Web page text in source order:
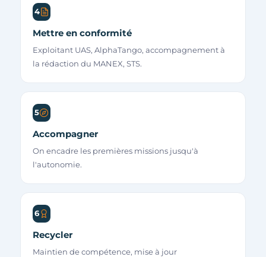
4
Mettre en conformité
Exploitant UAS, AlphaTango, accompagnement à
la rédaction du MANEX, STS.
5
Accompagner
On encadre les premières missions jusqu'à
l'autonomie.
6
Recycler
Maintien de compétence, mise à jour